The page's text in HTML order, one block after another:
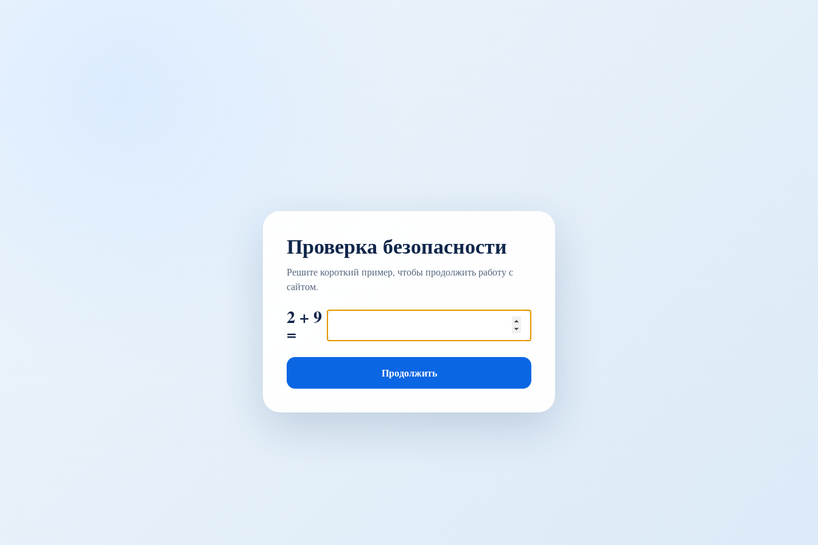
Проверка безопасности
Решите короткий пример, чтобы продолжить работу с
сайтом.
2 + 9
=
Продолжить